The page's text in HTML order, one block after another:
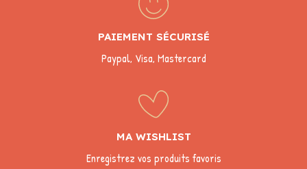
PAIEMENT SÉCURISÉ
Paypal, Visa, Mastercard
MA WISHLIST
Enregistrez vos produits favoris